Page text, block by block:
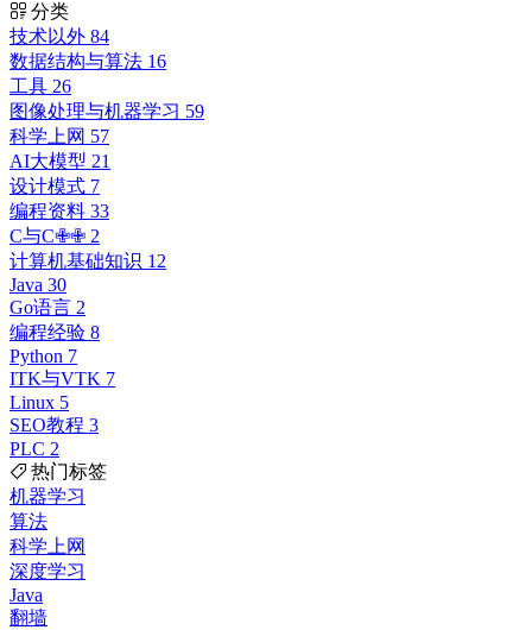
分类
技术以外 84
数据结构与算法 16
工具 26
图像处理与机器学习 59
科学上网 57
AI大模型 21
设计模式 7
编程资料 33
C与C✙✙ 2
计算机基础知识 12
Java 30
Go语言 2
编程经验 8
Python 7
ITK与VTK 7
Linux 5
SEO教程 3
PLC 2
热门标签
机器学习
算法
科学上网
深度学习
Java
翻墙